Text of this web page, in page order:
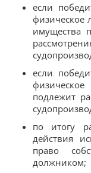
если
физическое
имущества
если
подлежит
по итогу
действия
право
должником;